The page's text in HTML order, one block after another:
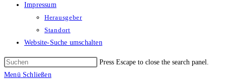
Impressum
Herausgeber
Standort
Website-Suche umschalten
Press Escape to close the search panel.
Menü Schließen